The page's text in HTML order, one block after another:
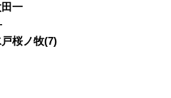
一
桜ノ牧(7)